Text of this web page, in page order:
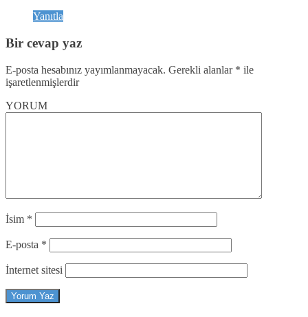
Yanıtla
Bir cevap yaz
E-posta hesabınız yayımlanmayacak. Gerekli alanlar * ile
işaretlenmişlerdir
YORUM
İsim *
E-posta *
İnternet sitesi